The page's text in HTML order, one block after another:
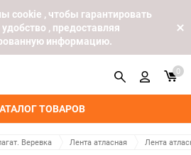
cookie , чтобы гарантировать
, предоставляя
информацию.
ТОВАРОВ
0
Веревка Лента атласная Лента